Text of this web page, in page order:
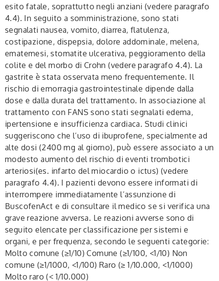
esito fatale, soprattutto negli anziani (vedere paragrafo
4.4). In seguito a somministrazione, sono stati
segnalati nausea, vomito, diarrea, flatulenza,
costipazione, dispepsia, dolore addominale, melena,
ematemesi, stomatite ulcerativa, peggioramento della
colite e del morbo di Crohn (vedere paragrafo 4.4). La
gastrite è stata osservata meno frequentemente. Il
rischio di emorragia gastrointestinale dipende dalla
dose e dalla durata del trattamento. In associazione al
trattamento con FANS sono stati segnalati edema,
ipertensione e insufficienza cardiaca. Studi clinici
suggeriscono che l’uso di ibuprofene, specialmente ad
alte dosi (2400 mg al giorno), può essere associato a un
modesto aumento del rischio di eventi trombotici
arteriosi(es. infarto del miocardio o ictus) (vedere
paragrafo 4.4). I pazienti devono essere informati di
interrompere immediatamente l’assunzione di
BuscofenAct e di consultare il medico se si verifica una
grave reazione avversa. Le reazioni avverse sono di
seguito elencate per classificazione per sistemi e
organi, e per frequenza, secondo le seguenti categorie:
Molto comune (≥1/10) Comune (≥1/100, <1/10) Non
comune (≥1/1000, <1/100) Raro (≥ 1/10.000, <1/1000)
Molto raro (< 1/10.000)